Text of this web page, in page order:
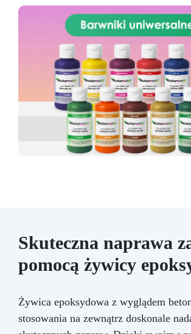
Skuteczna naprawa
pomocą żywicy
Żywica epoksydowa z wyglądem
stosowania na zewnątrz doskonale